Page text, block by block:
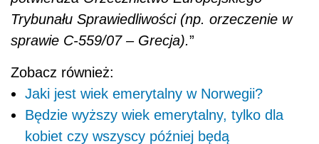
Trybunału Sprawiedliwości (np. orzeczenie w
sprawie C-559/07 – Grecja).”
Zobacz również:
Jaki jest wiek emerytalny w Norwegii?
Będzie wyższy wiek emerytalny, tylko dla
kobiet czy wszyscy później będą